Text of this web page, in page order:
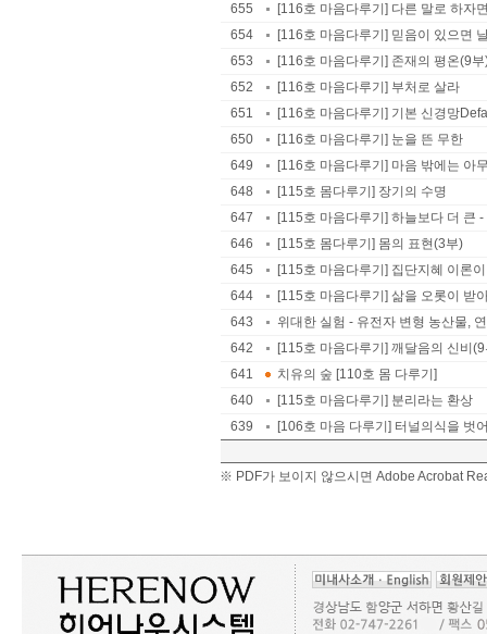
655
[116호 마음다루기] 다른 말로 하자
654
[116호 마음다루기] 믿음이 있으면
653
[116호 마음다루기] 존재의 평온(9
652
[116호 마음다루기] 부처로 살라
651
[116호 마음다루기] 기본 신경망
650
[116호 마음다루기] 눈을 뜬 무한
649
[116호 마음다루기] 마음 밖에는 아
648
[115호 몸다루기] 장기의 수명
647
[115호 마음다루기] 하늘보다 더 큰
646
[115호 몸다루기] 몸의 표현(3부)
645
[115호 마음다루기] 집단지혜 이론
644
[115호 마음다루기] 삶을 오롯이 받
643
위대한 실험 - 유전자 변형 농산물,
642
[115호 마음다루기] 깨달음의 신비
641
치유의 숲 [110호 몸 다루기]
640
[115호 마음다루기] 분리라는 환상
639
[106호 마음 다루기] 터널의식을 벗
※ PDF가 보이지 않으시면 Adobe Acrobat